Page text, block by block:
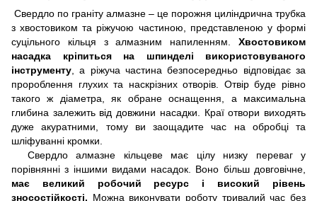
Свердло по граніту алмазне – це порожня циліндрична трубка
з хвостовиком та ріжучою частиною, представленою у формі
суцільного кільця з алмазним напиленням. Хвостовиком
насадка кріпиться на шпинделі використовуваного
інструменту , а ріжуча частина безпосередньо відповідає за
пророблення глухих та наскрізних отворів. Отвір буде рівно
такого ж діаметра, як обране оснащення, а максимальна
глибина залежить від довжини насадки. Краї отвори виходять
дуже акуратними, тому ви заощадите час на обробці та
шліфуванні кромки.
Свердло алмазне кільцеве має цілу низку переваг у
порівнянні з іншими видами насадок. Воно більш довговічне,
має великий робочий ресурс і високий рівень
зносостійкості. Можна виконувати роботу тривалий час без